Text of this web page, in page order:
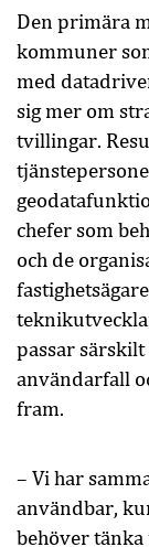
Den primära
kommuner
med
sig mer om
tvillingar.
chefer som
och de
passar
användarfall
fram.
– Vi har
användbar,
behöver